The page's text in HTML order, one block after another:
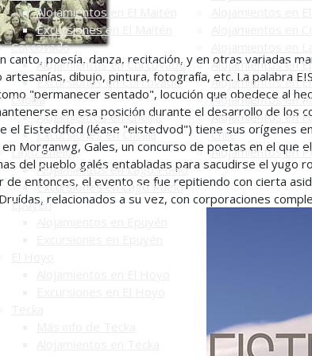
Alojamientos en El Maitén
Excursiones en El Maitén
Corcovado
Alojamientos en Corcovado
Excursiones en Corcovado
Cholila
Alojamientos en Cholila
Excursiones en Cholila
Lago Puelo
Alojamientos en Lago Puelo
Excursiones en Lago Puelo
Epuyén
Alojamientos en
Alojamientos en
Alojamientos en
Alojamientos en
Chile
Alojamientos en
canto, poesía, danza, recitación, y en otras variadas
artesanías, dibujo, pintura, fotografía, etc. La palabra
"permanecer sentado", locución que obedece al
en esa posición durante el desarrollo de los
el Eisteddfod (léase "eistedvod") tiene sus orígenes
Morganwg, Gales, un concurso de poetas en el que
del pueblo galés entabladas para sacudirse el yugo
de entonces, el evento se fue repitiendo con cierta
relacionados a su vez, con corporaciones